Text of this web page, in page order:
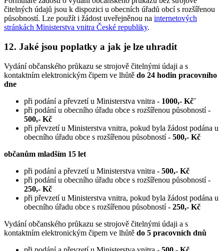
čitelných údajů jsou k dispozici u obecních úřadů obcí s rozšířenou
působností. Lze použít i žádost uveřejněnou na internetových
stránkách Ministerstva vnitra České republiky.
12. Jaké jsou poplatky a jak je lze uhradit
Vydání občanského průkazu se strojově čitelnými údaji a s
kontaktním elektronickým čipem ve lhůtě do 24 hodin pracovního
dne
při podání a převzetí u Ministerstva vnitra - 1000,- Kč¨
při podání u obecního úřadu obce s rozšířenou působností -
500,- Kč
při převzetí u Ministerstva vnitra, pokud byla žádost podána u
obecního úřadu obce s rozšířenou působností - 500,- Kč
občanům mladším 15 let
při podání a převzetí u Ministerstva vnitra - 500,- Kč
při podání u obecního úřadu obce s rozšířenou působností -
250,- Kč
při převzetí u Ministerstva vnitra, pokud byla žádost podána u
obecního úřadu obce s rozšířenou působností - 250,- Kč
Vydání občanského průkazu se strojově čitelnými údaji a s
kontaktním elektronickým čipem ve lhůtě do 5 pracovních dnů